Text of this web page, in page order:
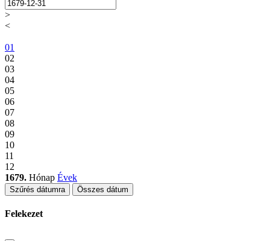
>
<
01
02
03
04
05
06
07
08
09
10
11
12
1679. Hónap Évek
Szűrés dátumra Összes dátum
Felekezet